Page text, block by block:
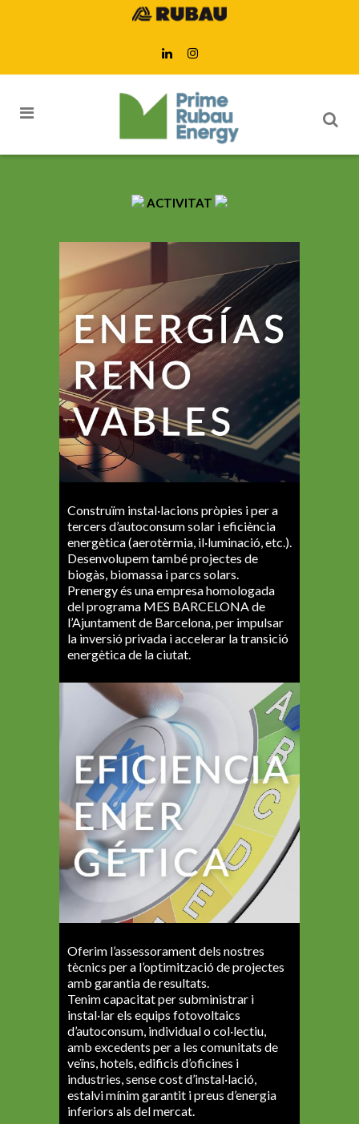
ACTIVITAT
Construïm instal·lacions pròpies i per a
tercers d’autoconsum solar i eficiència
energètica (aerotèrmia, il·luminació, etc.).
Desenvolupem també projectes de
biogàs, biomassa i parcs solars.
Prenergy és una empresa homologada
del programa MES BARCELONA de
l’Ajuntament de Barcelona, per impulsar
la inversió privada i accelerar la transició
energètica de la ciutat.
Oferim l’assessorament dels nostres
tècnics per a l’optimització de projectes
amb garantia de resultats.
Tenim capacitat per subministrar i
instal·lar els equips fotovoltaics
d’autoconsum, individual o col·lectiu,
amb excedents per a les comunitats de
veïns, hotels, edificis d’oficines i
industries, sense cost d’instal·lació,
estalvi mínim garantit i preus d’energia
inferiors als del mercat.